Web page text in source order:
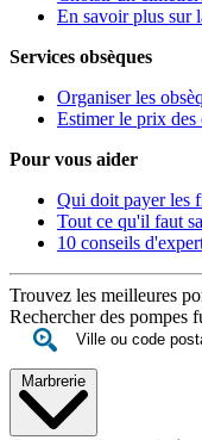
En savoir plus sur
Services obsèques
Organiser les
Estimer le prix des
Pour vous aider
Qui doit payer les
Tout ce qu'il faut
10 conseils
Trouvez les meilleures
Rechercher des pompes
Marbrerie